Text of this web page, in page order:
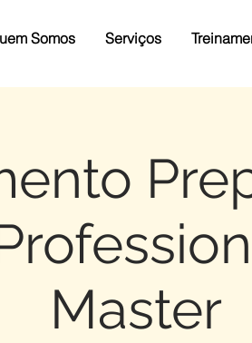
Somos Serviços
Master